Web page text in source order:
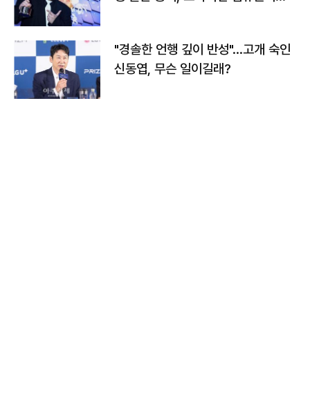
"경솔한 언행 깊이 반성"…고개 숙인
신동엽, 무슨 일이길래?